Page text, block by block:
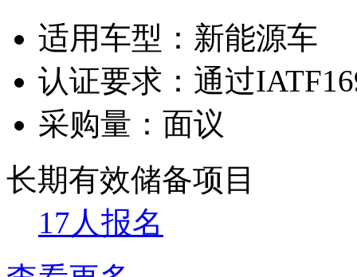
适用车型： 新能源车
认证要求： 通过
采购量： 面议
长期有效储备项目
17人报名